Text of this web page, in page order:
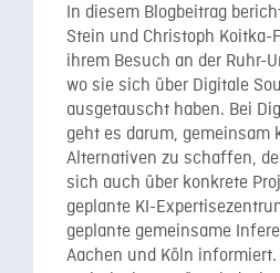
In diesem Blogbeitrag
Stein und Christoph Koitka-
ihrem Besuch an der Ruhr-
wo sie sich über Digitale
ausgetauscht haben. Bei
geht es darum, gemeinsam
Alternativen zu schaffen,
sich auch über konkrete
geplante KI-
geplante gemeinsame
Aachen und Köln